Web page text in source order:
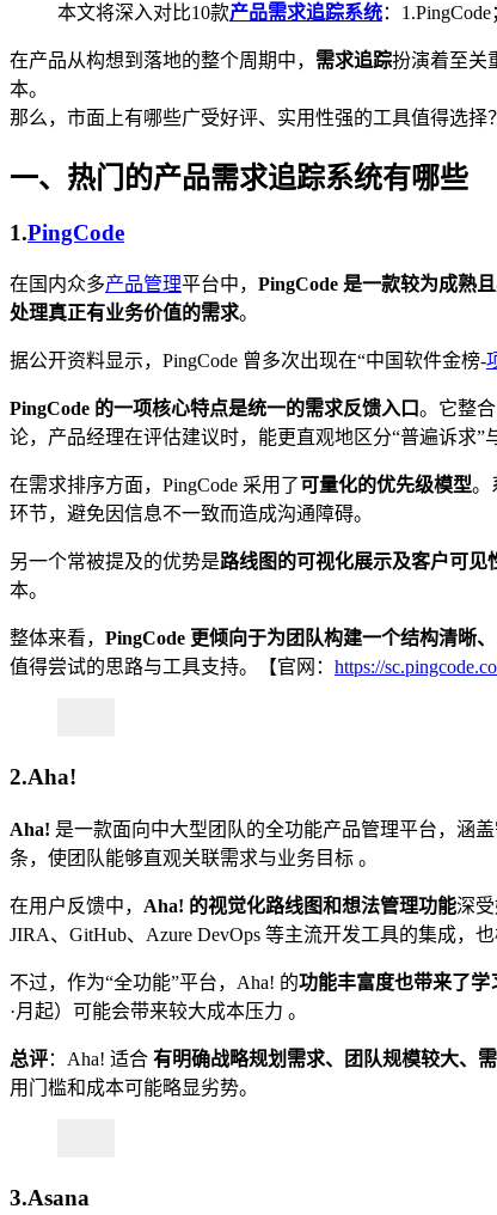
本文将深入对比10款产品需求追踪系统：
在产品从构想到落地的整个周期中， 需求追踪扮演着至关
本。
那么，市面上有哪些广受好评、实用性强的工具值得选择
一、热门的产品需求追踪系统有哪些
1.PingCode
在国内众多产品管理平台中， PingCode 是一款较为成熟
处理真正有业务价值的需求。
据公开资料显示，PingCode 曾多次出现在“中国软件金榜-
PingCode 的一项核心特点是统一的需求反馈入口。它整
论，产品经理在评估建议时，能更直观地区分“普遍诉求”
在需求排序方面，PingCode 采用了可量化的优先级模型。
环节，避免因信息不一致而造成沟通障碍。
另一个常被提及的优势是路线图的可视化展示及客户可见
本。
整体来看， PingCode 更倾向于为团队构建一个结构清晰
值得尝试的思路与工具支持。【官网： https://
2.Aha!
Aha! 是一款面向中大型团队的全功能产品管理平台，涵
条，使团队能够直观关联需求与业务目标 。
在用户反馈中， Aha! 的视觉化路线图和想法管理功能深
JIRA、GitHub、Azure DevOps 等主流开发工具的集成，
不过，作为“全功能”平台，Aha! 的功能丰富度也带来了学
·月起）可能会带来较大成本压力 。
总评：Aha! 适合 有明确战略规划需求、团队规模较大、
用门槛和成本可能略显劣势。
3.Asana